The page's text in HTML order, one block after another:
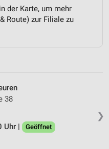
der Karte, um mehr
Route) zur Filiale zu
❯
38
Uhr |
Geöffnet